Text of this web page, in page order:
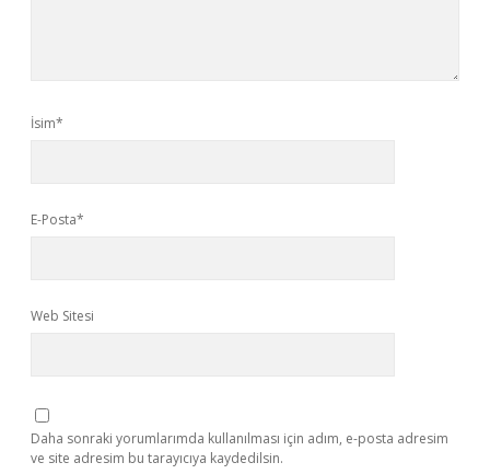
İsim*
E-Posta*
Web Sitesi
Daha sonraki yorumlarımda kullanılması için adım, e-posta adresim
ve site adresim bu tarayıcıya kaydedilsin.